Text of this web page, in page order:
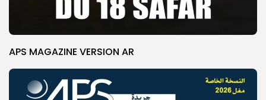
APS MAGAZINE VERSION AR